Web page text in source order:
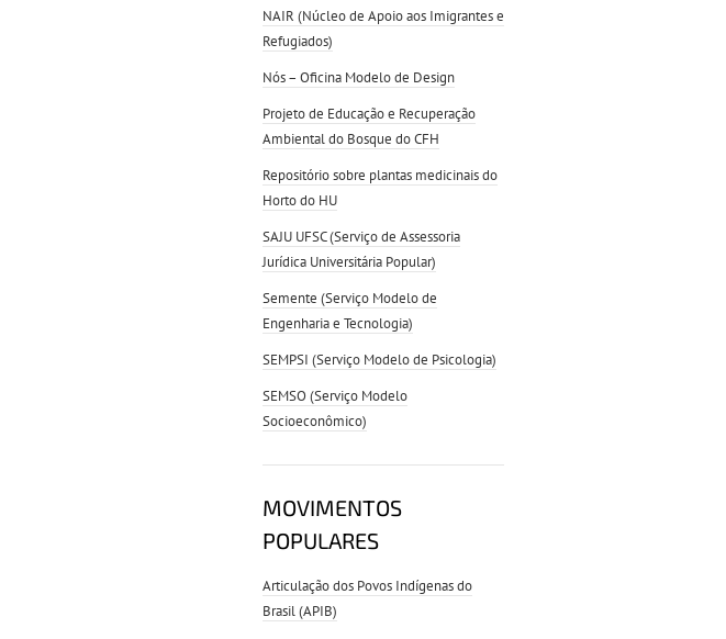
NAIR (Núcleo de Apoio aos Imigrantes e
Refugiados)
Nós – Oficina Modelo de Design
Projeto de Educação e Recuperação
Ambiental do Bosque do CFH
Repositório sobre plantas medicinais do
Horto do HU
SAJU UFSC (Serviço de Assessoria
Jurídica Universitária Popular)
Semente (Serviço Modelo de
Engenharia e Tecnologia)
SEMPSI (Serviço Modelo de Psicologia)
SEMSO (Serviço Modelo
Socioeconômico)
MOVIMENTOS
POPULARES
Articulação dos Povos Indígenas do
Brasil (APIB)